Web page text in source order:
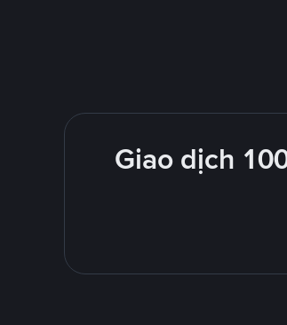
Giao dịch